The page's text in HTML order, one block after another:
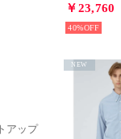
アップ
￥23,760
40%
NEW